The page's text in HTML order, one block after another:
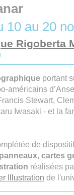
10 au 20
Rigoberta
portant
américains
Stewart,
Iwasaki - et la
de
panneaux, cartes
réalisées
Illustration de